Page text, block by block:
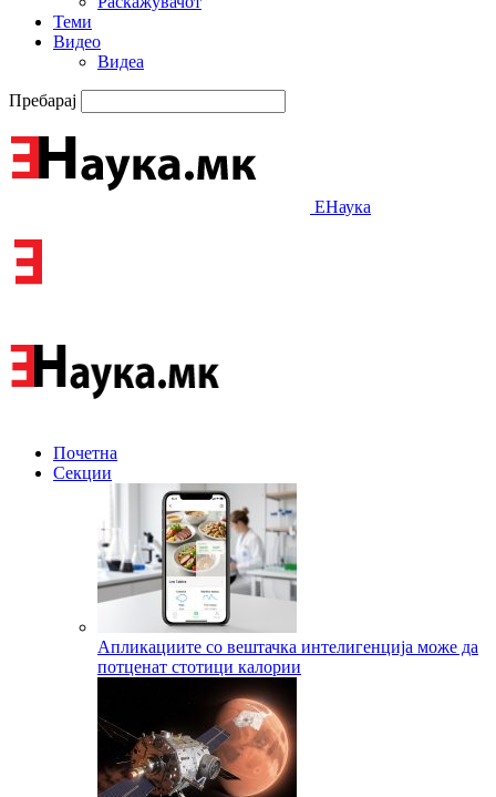
Теми
Видео
Видеа
Пребарај
ЕНаука
Почетна
Секции
Апликациите со вештачка интелигенција може да
потценат стотици калории